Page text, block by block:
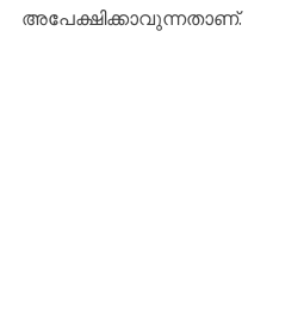
അപേക്ഷിക്കാവുന്നതാണ്.